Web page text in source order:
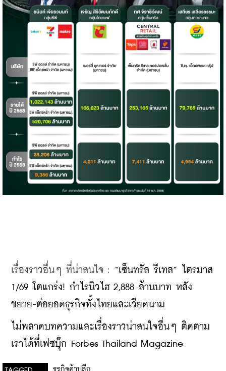
เรื่องราวอื่นๆ ที่น่าสนใจ : “เซ็นทรัล รีเทล” ไตรมาส
1/69 โตแกร่ง! กำไรนิวไฮ 2,888 ล้านบาท หลัง
ขยาย-ต่อยอดธุรกิจทั้งไทยและเวียดนาม
ไม่พลาดบทความและเรื่องราวน่าสนใจอื่นๆ ติดตาม
เราได้ที่เฟซบุ๊ก Forbes Thailand Magazine